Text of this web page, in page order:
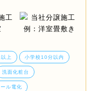
上 小学校10分以内
洗面化粧台
ール電化